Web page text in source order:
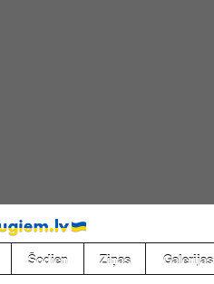
Šodien Ziņas Galerijas